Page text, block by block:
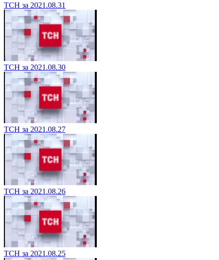
ТСН за 2021.08.31
ТСН за 2021.08.30
ТСН за 2021.08.27
ТСН за 2021.08.26
ТСН за 2021.08.25